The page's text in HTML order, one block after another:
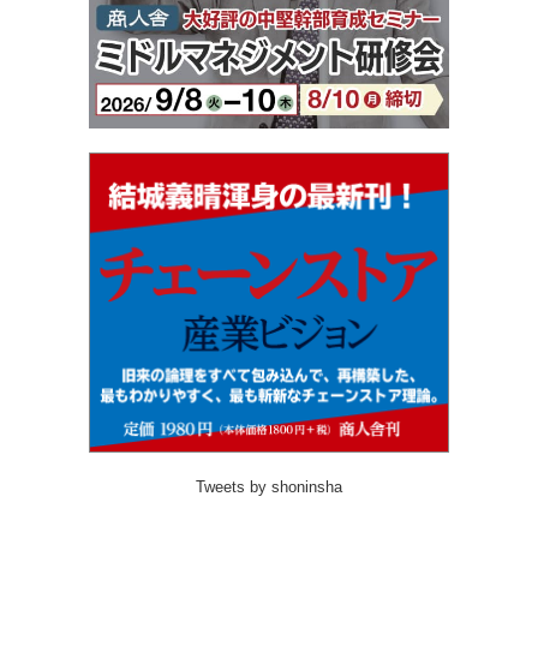
Tweets by shoninsha